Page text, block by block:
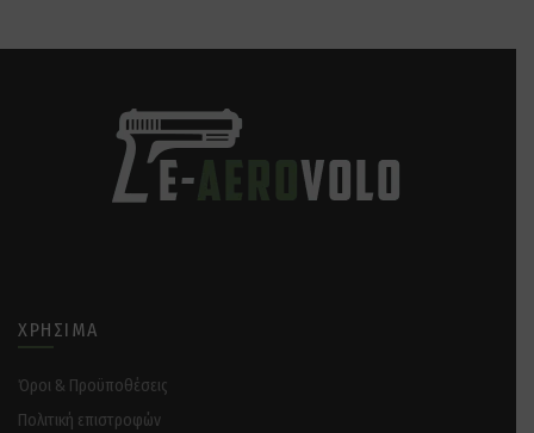
ΧΡΉΣΙΜΑ
Όροι & Προϋποθέσεις
Πολιτική επιστροφών